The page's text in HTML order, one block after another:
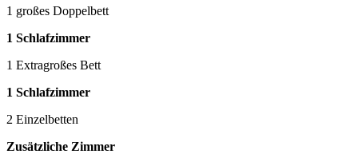
1 großes Doppelbett
1 Schlafzimmer
1 Extragroßes Bett
1 Schlafzimmer
2 Einzelbetten
Zusätzliche Zimmer